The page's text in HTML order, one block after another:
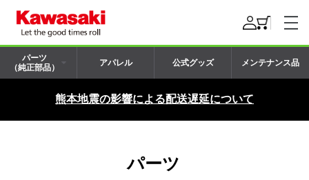
パーツ
（純正部品）
アパレル 公式グッズ メンテナンス品
熊本地震の影響による配送遅延について
パーツ